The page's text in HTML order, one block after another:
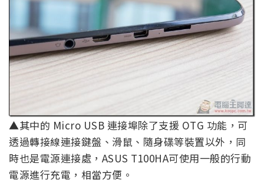
▲其中的 Micro USB 連接埠除了支援 OTG 功能，可
透過轉接線連接鍵盤、滑鼠、隨身碟等裝置以外，同
時也是電源連接處，ASUS T100HA可使用一般的行動
電源進行充電，相當方便。